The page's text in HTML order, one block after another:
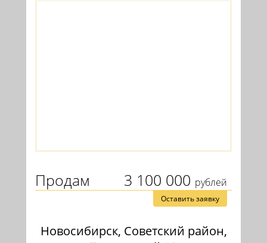
3 100 000 рублей
Продам
Оставить заявку
Новосибирск, Советский район,